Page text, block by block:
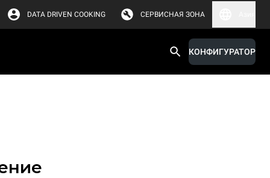
DATA DRIVEN COOKING СЕРВИСНАЯ ЗОНА
КОНФИГУРАТОР